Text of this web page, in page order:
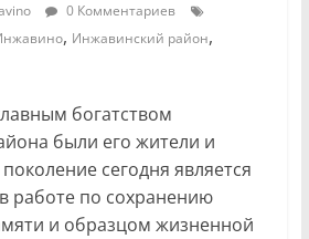
0 Комментариев
, Инжавинский район,
богатством
были его жители и
сегодня является
работе по сохранению
и образцом жизненной